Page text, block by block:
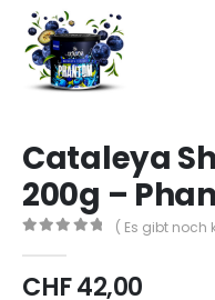
Cataleya
200g –
( Es gibt noch
CHF42,00